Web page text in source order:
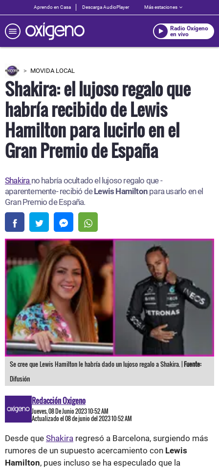
Aprendo en Casa Descarga AudioPlayer Más estaciones
Radio Oxígeno
en vivo
MOVIDA LOCAL
Shakira: el lujoso regalo que
habría recibido de Lewis
Hamilton para lucirlo en el
Gran Premio de España
Shakira no habría ocultado el lujoso regalo que -
aparentemente- recibió deLewis Hamilton para usarlo en el
Gran Premio de España.
Se cree que Lewis Hamilton le habría dado un lujoso regalo a Shakira. |Fuente:
Difusión
Redacción Oxigeno
Jueves, 08 De Junio 2023 10:52 AM
Actualizado el 08 de junio del 2023 10:52 AM
Desde que Shakira regresó a Barcelona, surgiendo más
rumores de un supuesto acercamiento con Lewis
Hamilton, pues incluso se ha especulado que la